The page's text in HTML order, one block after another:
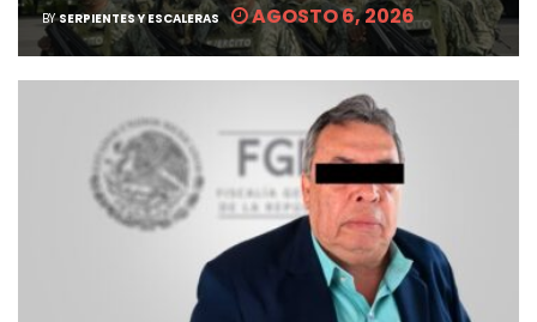
BY SERPIENTES Y ESCALERAS AGOSTO 6, 2026